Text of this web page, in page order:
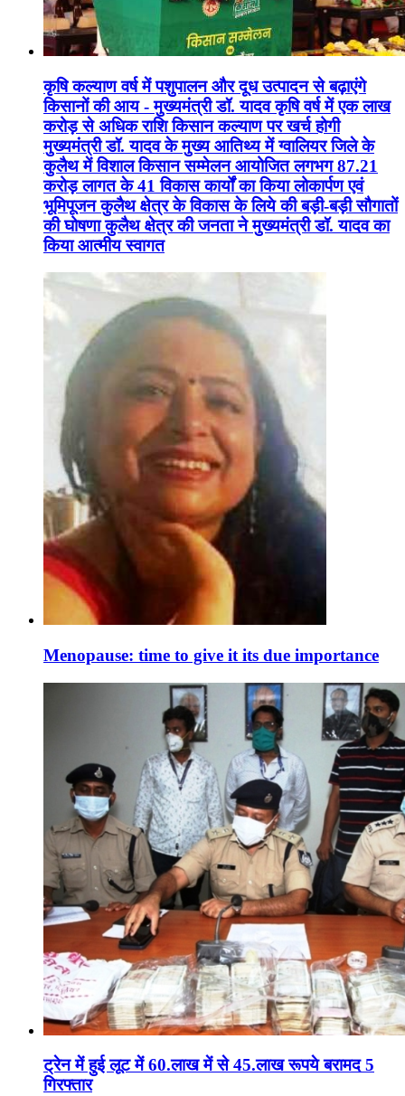
कृषि कल्याण वर्ष में पशुपालन और दूध उत्पादन से बढ़ाएंगे
किसानों की आय - मुख्यमंत्री डॉ. यादव कृषि वर्ष में एक लाख
करोड़ से अधिक राशि किसान कल्याण पर खर्च होगी
मुख्यमंत्री डॉ. यादव के मुख्य आतिथ्य में ग्वालियर जिले के
कुलैथ में विशाल किसान सम्मेलन आयोजित लगभग 87.21
करोड़ लागत के 41 विकास कार्यों का किया लोकार्पण एवं
भूमिपूजन कुलैथ क्षेत्र के विकास के लिये की बड़ी-बड़ी सौगातों
की घोषणा कुलैथ क्षेत्र की जनता ने मुख्यमंत्री डॉ. यादव का
किया आत्मीय स्वागत
Menopause: time to give it its due importance
ट्रेन में हुई लूट में 60.लाख में से 45.लाख रूपये बरामद 5
गिरफ्तार